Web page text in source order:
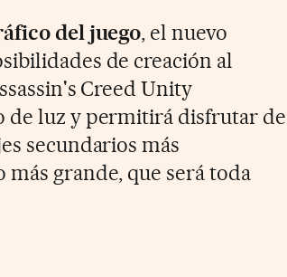
del juego, el nuevo
de creación al
Creed Unity
luz y permitirá disfrutar de
secundarios más
grande, que será toda